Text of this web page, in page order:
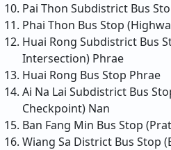
Pai Thon Subdistrict Bus
Phai Thon Bus Stop
Huai Rong Subdistrict Bus
Intersection) Phrae
Huai Rong Bus Stop Phrae
Ai Na Lai Subdistrict Bus
Checkpoint) Nan
Ban Fang Min Bus Stop
Wiang Sa District Bus Stop